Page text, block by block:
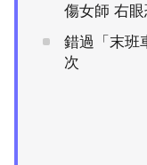
傷女師 右眼
錯過「末班
次